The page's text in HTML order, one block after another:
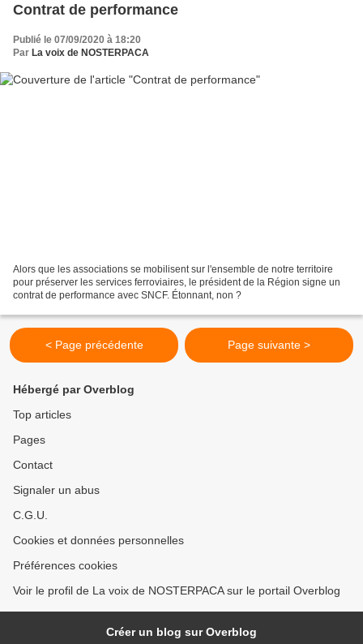
Contrat de performance
Publié le 07/09/2020 à 18:20
Par La voix de NOSTERPACA
Alors que les associations se mobilisent sur l'ensemble de notre territoire
pour préserver les services ferroviaires, le président de la Région signe un
contrat de performance avec SNCF. Étonnant, non ?
< Page précédente Page suivante >
Hébergé par Overblog
Top articles
Pages
Contact
Signaler un abus
C.G.U.
Cookies et données personnelles
Préférences cookies
Voir le profil de La voix de NOSTERPACA sur le portail Overblog
Créer un blog sur Overblog